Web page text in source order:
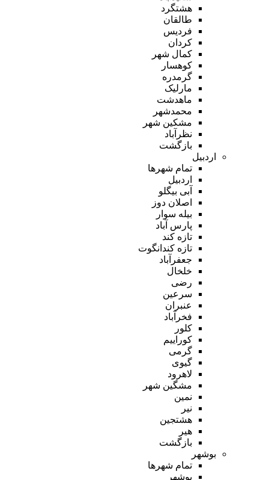
هشتگرد
طالقان
فردیس
کردان
کمال شهر
کوهسار
گرمدره
مارلیک
ماهدشت
محمدشهر
مشکین شهر
نظرآباد
بازگشت
اردبیل
تمام شهر‌ها
اردبیل
آبی بیگلو
اصلان دوز
بیله سوار
پارس آباد
تازه کند
تازه کندانگوت
جعفرآباد
خلخال
رضی
سرعین
عنبران
فخرآباد
کلور
کوراییم
گرمی
گیوی
لاهرود
مشگین شهر
نمین
نیر
هشتجین
هیر
بازگشت
بوشهر
تمام شهر‌ها
بوشهر